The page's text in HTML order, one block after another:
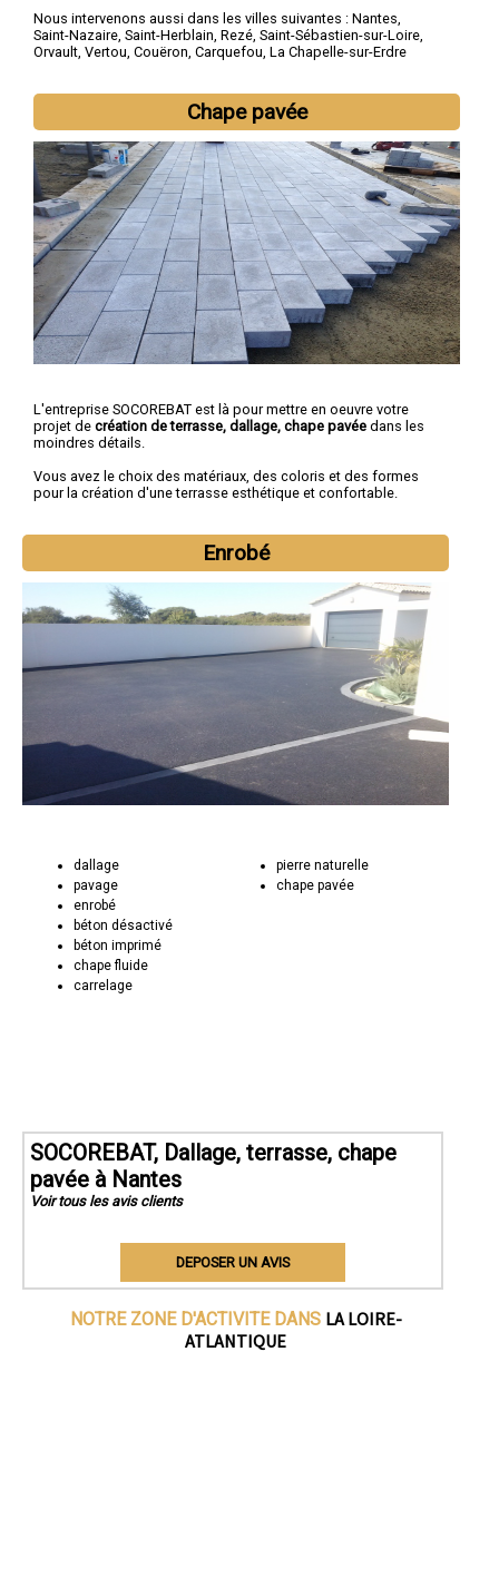
Nous intervenons aussi dans les villes suivantes : Nantes,
Saint-Nazaire, Saint-Herblain, Rezé, Saint-Sébastien-sur-Loire,
Orvault, Vertou, Couëron, Carquefou, La Chapelle-sur-Erdre
Chape pavée
L'entreprise SOCOREBAT est là pour mettre en oeuvre votre
projet de création de terrasse, dallage, chape pavée dans les
moindres détails.
Vous avez le choix des matériaux, des coloris et des formes
pour la création d'une terrasse esthétique et confortable.
Enrobé
dallage
pavage
enrobé
béton désactivé
béton imprimé
chape fluide
carrelage
pierre naturelle
chape pavée
SOCOREBAT, Dallage, terrasse, chape
pavée à Nantes
Voir tous les avis clients
DEPOSER UN AVIS
NOTRE ZONE D'ACTIVITE DANS LA LOIRE-
ATLANTIQUE